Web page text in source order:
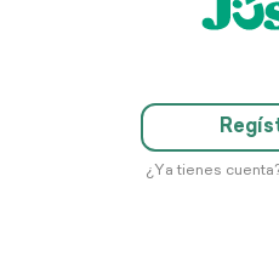
¿Ya tienes